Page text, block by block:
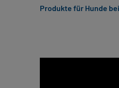
Produkte für Hunde